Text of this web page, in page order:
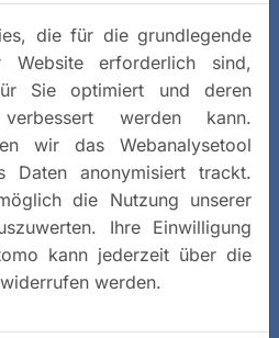
die für die grundlegende
Website erforderlich sind,
Sie optimiert und deren
verbessert werden kann.
wir das Webanalysetool
Daten anonymisiert trackt.
die Nutzung unserer
Ihre Einwilligung
kann jederzeit über die
widerrufen werden.